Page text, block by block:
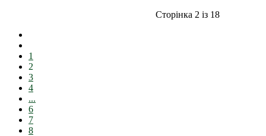
Сторінка 2 із 18
1
2
3
4
...
6
7
8